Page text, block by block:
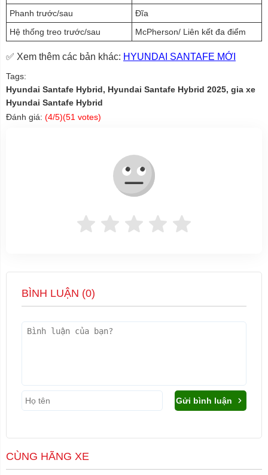
Phanh trước/sau
Đĩa
Hệ thống treo trước/sau
McPherson/ Liên kết đa điểm
✅ Xem thêm các bản khác: HYUNDAI SANTAFE MỚI
Tags:
Hyundai Santafe Hybrid, Hyundai Santafe Hybrid 2025, gia xe
Hyundai Santafe Hybrid
Đánh giá: (4/5)(51 votes)
BÌNH LUẬN (0)
Gửi bình luận
CÙNG HÃNG XE